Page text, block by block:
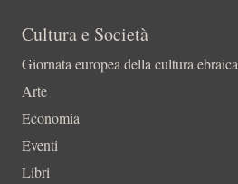
Cultura e Società
Giornata europea della cultura ebraica
Arte
Economia
Eventi
Libri